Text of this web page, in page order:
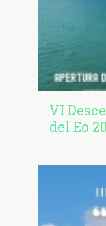
VI
del Eo